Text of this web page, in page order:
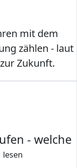
mit dem
zählen - laut
Zukunft.
- welche
lesen